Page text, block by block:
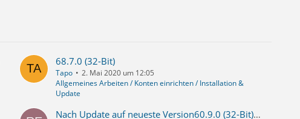
68.7.0 (32-Bit)
Tapo
2. Mai 2020 um 12:05
Allgemeines Arbeiten / Konten einrichten / Installation &
Update
Nach Update auf neueste Version60.9.0 (32-Bit) werden mails nicht mehr abgerufen !!!